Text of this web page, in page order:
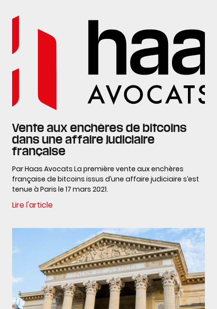
Vente aux enchères de bitcoins
dans une affaire judiciaire
française
Par Haas Avocats La première vente aux enchères
française de bitcoins issus d’une affaire judiciaire s’est
tenue à Paris le 17 mars 2021.
Lire l'article